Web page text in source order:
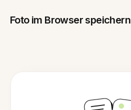
Foto im Browser speichern